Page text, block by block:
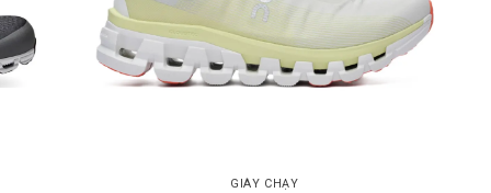
GIÀY CHẠY